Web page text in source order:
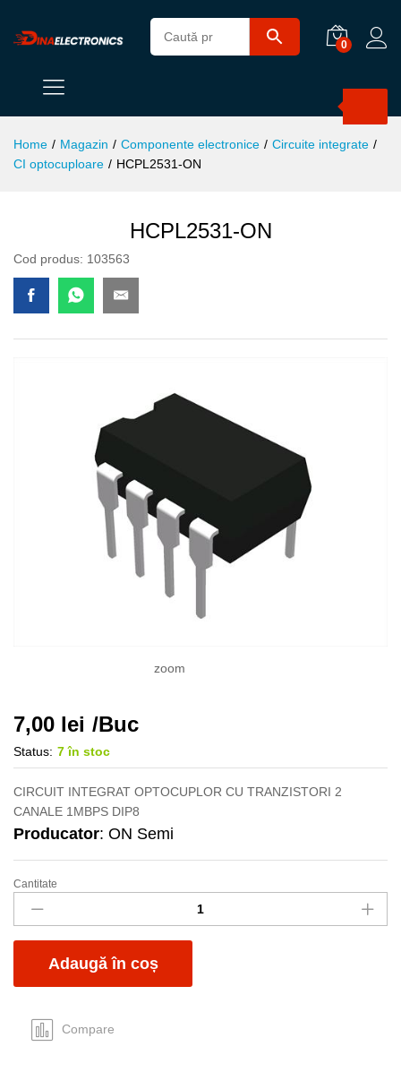
0
Home / Magazin / Componente electronice / Circuite integrate /
CI optocuploare / HCPL2531-ON
HCPL2531-ON
Cod produs: 103563
zoom
7,00 lei /Buc
Status: 7 în stoc
CIRCUIT INTEGRAT OPTOCUPLOR CU TRANZISTORI 2
CANALE 1MBPS DIP8
Producator: ON Semi
HCPL2531-
quantity
Cantitate
Adaugă în coș
Compare